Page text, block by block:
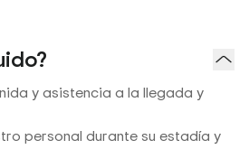
y asistencia a la llegada y
personal durante su estadía y